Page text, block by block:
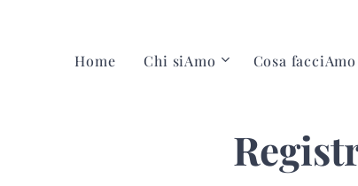
Home Chi siAmo Cosa facciAmo